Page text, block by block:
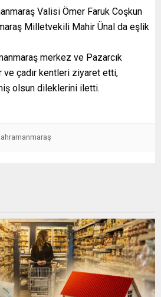
Valisi Ömer Faruk Coşkun
Milletvekili Mahir Ünal da eşlik
merkez ve Pazarcık
çadır kentleri ziyaret etti,
olsun dileklerini iletti.